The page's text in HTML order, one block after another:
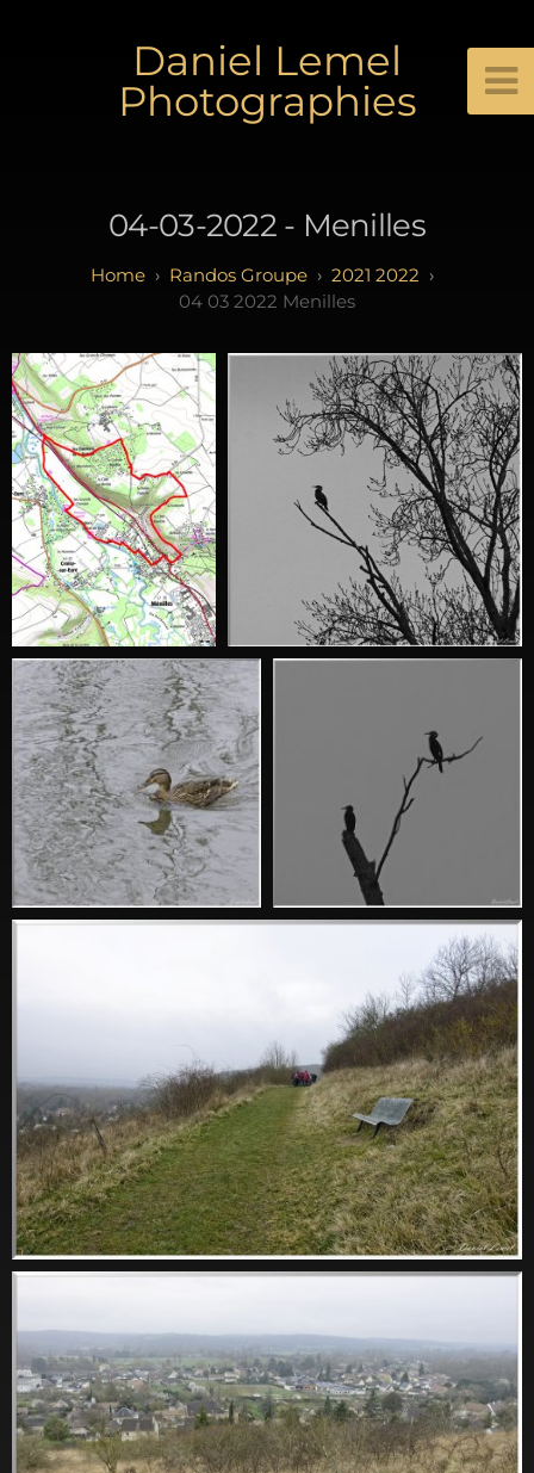
Daniel Lemel
Photographies
04-03-2022 - Menilles
Randos Groupe
2021 2022
04 03 2022 Menilles